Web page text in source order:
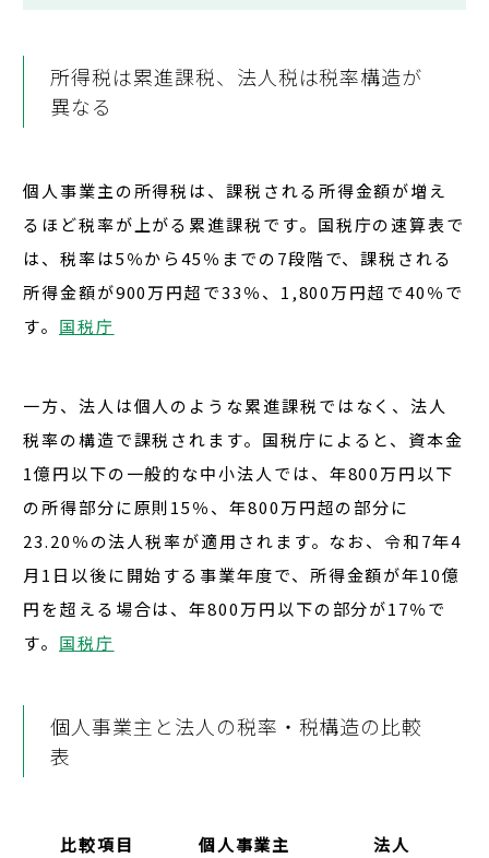
所得税は累進課税、法人税は税率構造が
異なる
個人事業主の所得税は、課税される所得金額が増え
るほど税率が上がる累進課税です。国税庁の速算表で
は、税率は5％から45％までの7段階で、課税される
所得金額が900万円超で33％、1,800万円超で40％で
す。 国税庁
一方、法人は個人のような累進課税ではなく、法人
税率の構造で課税されます。国税庁によると、 資本金
1億円以下の一般的な中小法人では、 年800万円以下
の所得部分に原則15％、年800万円超の部分に
23.20％の法人税率が適用されます。なお、令和7年4
月1日以後に開始する事業年度で、所得金額が年10億
円を超える場合は、年800万円以下の部分が17％で
す。 国税庁
個人事業主と法人の税率・税構造の比較
表
比較項目 個人事業主 法人